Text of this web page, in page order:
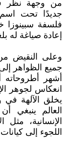
من وجهة نظر
جديدًا تحت
فلسفة سبينوزا
إعادة صياغة له
وعلى النقيض
جميع الظواهر
أشهر
انعكاس لجوهر
يخلق الآلهة
العالم ينبغي
الإنسانية، مثل
اللجوء إلى